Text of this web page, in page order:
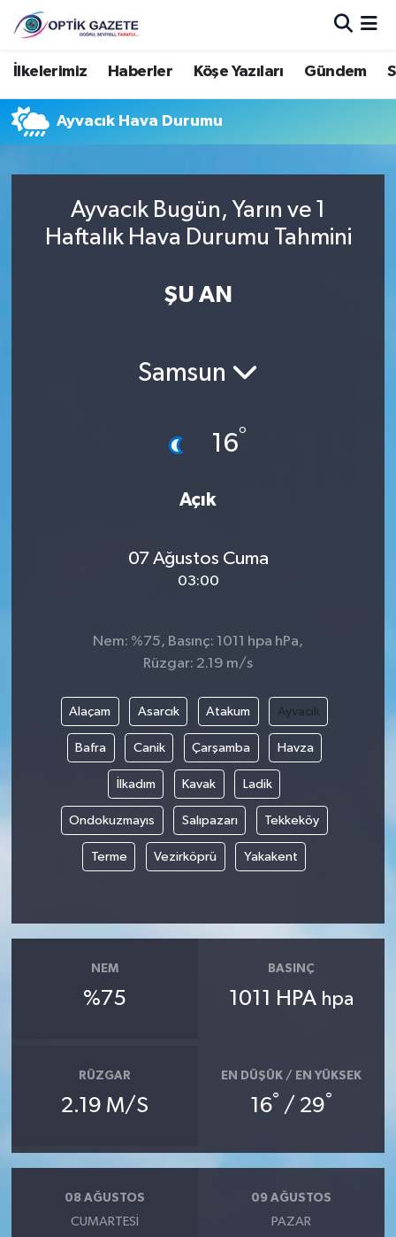
İlkelerimiz Haberler Köşe Yazıları Gündem
Ayvacık Hava Durumu
Ayvacık Bugün, Yarın ve 1
Haftalık Hava Durumu Tahmini
ŞU AN
Samsun
16°
Açık
07 Ağustos Cuma
03:00
Nem: %75, Basınç: 1011 hpa hPa,
Rüzgar: 2.19 m/s
Alaçam Asarcık Atakum Ayvacık
Bafra Canik Çarşamba Havza
İlkadım Kavak Ladik
Ondokuzmayıs Salıpazarı Tekkeköy
Terme Vezirköprü Yakakent
NEM
%75
BASINÇ
1011 HPA hpa
RÜZGAR
2.19 M/S
EN DÜŞÜK / EN YÜKSEK
16° / 29°
08 AĞUSTOS
CUMARTESI
09 AĞUSTOS
PAZAR
Nöbetçi Eczaneler
Hava Durumu
Trafik Durumu
Süper Lig Puan Durumu ve Fikstür